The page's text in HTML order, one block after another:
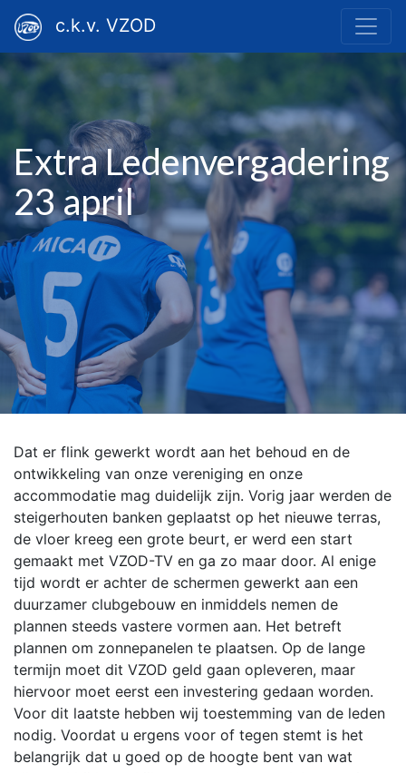
c.k.v. VZOD
Extra Ledenvergadering
23 april
Dat er flink gewerkt wordt aan het behoud en de
ontwikkeling van onze vereniging en onze
accommodatie mag duidelijk zijn. Vorig jaar werden de
steigerhouten banken geplaatst op het nieuwe terras,
de vloer kreeg een grote beurt, er werd een start
gemaakt met VZOD-TV en ga zo maar door. Al enige
tijd wordt er achter de schermen gewerkt aan een
duurzamer clubgebouw en inmiddels nemen de
plannen steeds vastere vormen aan. Het betreft
plannen om zonnepanelen te plaatsen. Op de lange
termijn moet dit VZOD geld gaan opleveren, maar
hiervoor moet eerst een investering gedaan worden.
Voor dit laatste hebben wij toestemming van de leden
nodig. Voordat u ergens voor of tegen stemt is het
belangrijk dat u goed op de hoogte bent van wat